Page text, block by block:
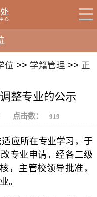
位 >> 学籍管理 >> 正
整专业的公示
点击数： 919
应所在专业学习，于
专业申请。经各二级
，主管校领导批准，
。